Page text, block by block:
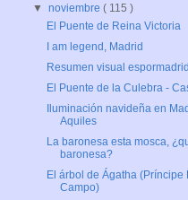
▼noviembre( 115 )
El Puente de Reina Victoria
I am legend, Madrid
Resumen visual espormadrid
El Puente de la Culebra -
Iluminación navideña en
Aquiles
La baronesa esta mosca,
baronesa?
El árbol de Ágatha (Príncipe
Campo)